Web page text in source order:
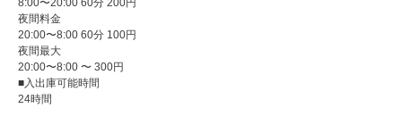
8:00〜20:00 60分 200円
夜間料金
20:00〜8:00 60分 100円
夜間最大
20:00〜8:00 〜 300円
■入出庫可能時間
24時間